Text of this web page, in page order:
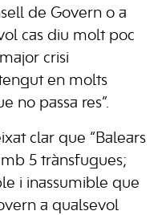
de Govern o a
cas diu molt poc
crisi
en molts
no passa res”.
clar que “Balears
5 trànsfugues;
i inassumible que
a qualsevol